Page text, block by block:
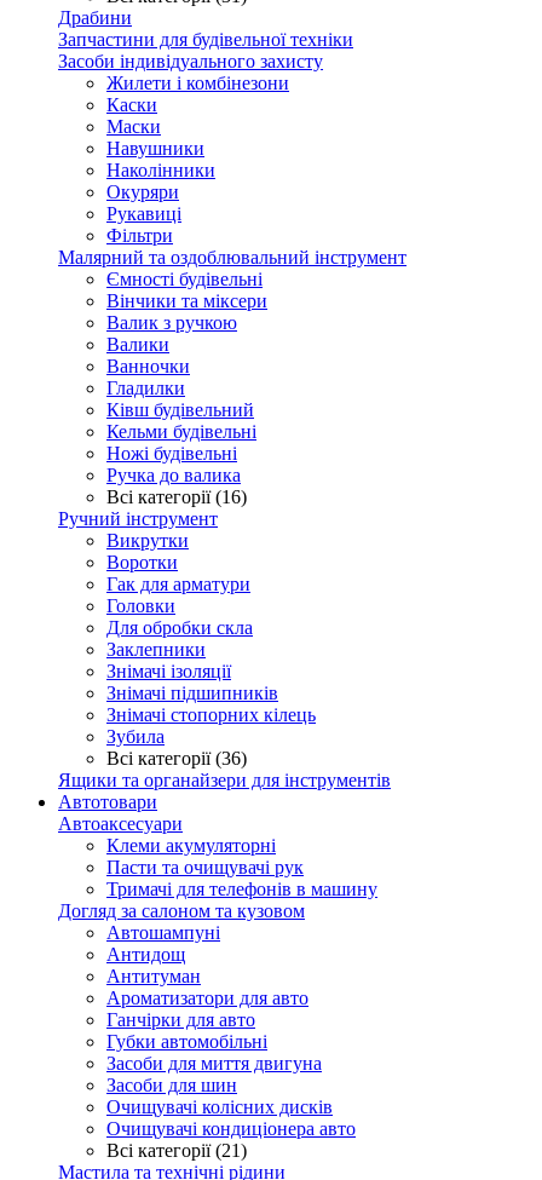
Драбини
Запчастини для будівельної техніки
Засоби індивідуального захисту
Жилети і комбінезони
Каски
Маски
Навушники
Наколінники
Окуряри
Рукавиці
Фільтри
Малярний та оздоблювальний інструмент
Ємності будівельні
Вінчики та міксери
Валик з ручкою
Валики
Ванночки
Гладилки
Ківш будівельний
Кельми будівельні
Ножі будівельні
Ручка до валика
Всі категорії (16)
Ручний інструмент
Викрутки
Воротки
Гак для арматури
Головки
Для обробки скла
Заклепники
Знімачі ізоляції
Знімачі підшипників
Знімачі стопорних кілець
Зубила
Всі категорії (36)
Ящики та органайзери для інструментів
Автотовари
Автоаксесуари
Клеми акумуляторні
Пасти та очищувачі рук
Тримачі для телефонів в машину
Догляд за салоном та кузовом
Автошампуні
Антидощ
Антитуман
Ароматизатори для авто
Ганчірки для авто
Губки автомобільні
Засоби для миття двигуна
Засоби для шин
Очищувачі колісних дисків
Очищувачі кондиціонера авто
Всі категорії (21)
Мастила та технічні рідини